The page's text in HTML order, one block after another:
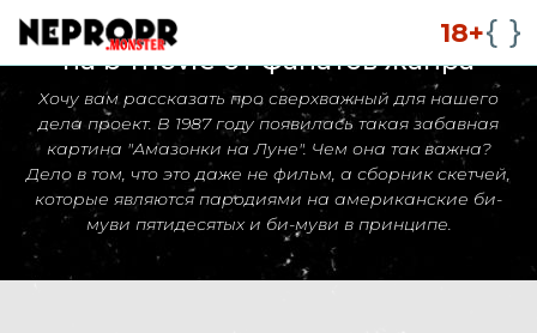
18+
Амазонки на Луне: милая пародия
на b-movie от фанатов жанра
Хочу вам рассказать про сверхважный для нашего
дела проект. В 1987 году появилась такая забавная
картина "Амазонки на Луне". Чем она так важна?
Дело в том, что это даже не фильм, а сборник скетчей,
которые являются пародиями на американские би-
муви пятидесятых и би-муви в принципе.